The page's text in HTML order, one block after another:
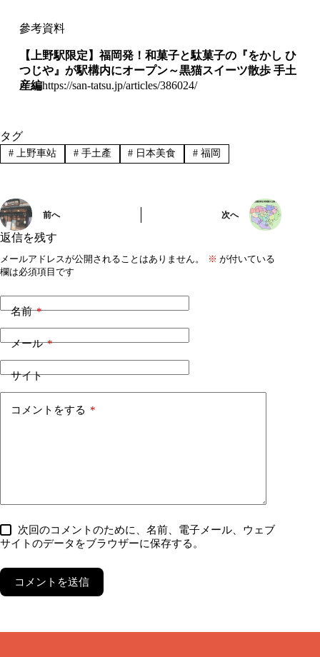
參考資料
【上野駅限定】福岡発！和菓子と駄菓子の『をかし ひ
つじや』が駅構内にオープン～黒猫スイーツ散歩 手土
産編https://san-tatsu.jp/articles/386024/
タグ
#上野車站 #手土產 # 日本美食 # 福岡
前へ 次へ
返信を残す
メールアドレスが公開されることはありません。 ※ が付いている
欄は必須項目です
名前*
メール*
サイト
コメントをする *
次回のコメントのために、名前、電子メール、ウェブ
サイトのデータをブラウザーに保存する。
コメントを送信